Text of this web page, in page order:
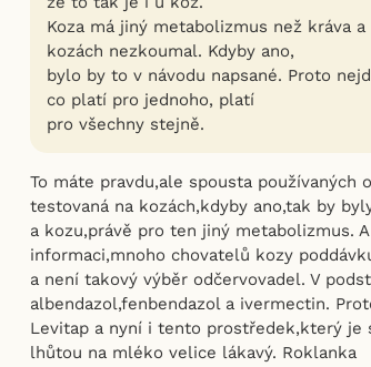
Koza má jiný metabolizmus než kráva
kozách nezkoumal. Kdyby ano,
bylo by to v návodu napsané. Proto
co platí pro jednoho, platí
pro všechny stejně.
To máte pravdu,ale spousta používaných
testovaná na kozách,kdyby ano,tak by
a kozu,právě pro ten jiný metabolizmus.
informaci,mnoho chovatelů kozy
a není takový výběr odčervovadel. V
albendazol,fenbendazol a ivermectin.
Levitap a nyní i tento prostředek,který je
lhůtou na mléko velice lákavý. Roklanka